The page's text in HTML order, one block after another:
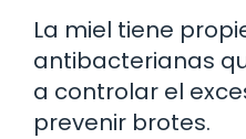
La miel tiene
antibacterianas
a controlar el
prevenir brotes.